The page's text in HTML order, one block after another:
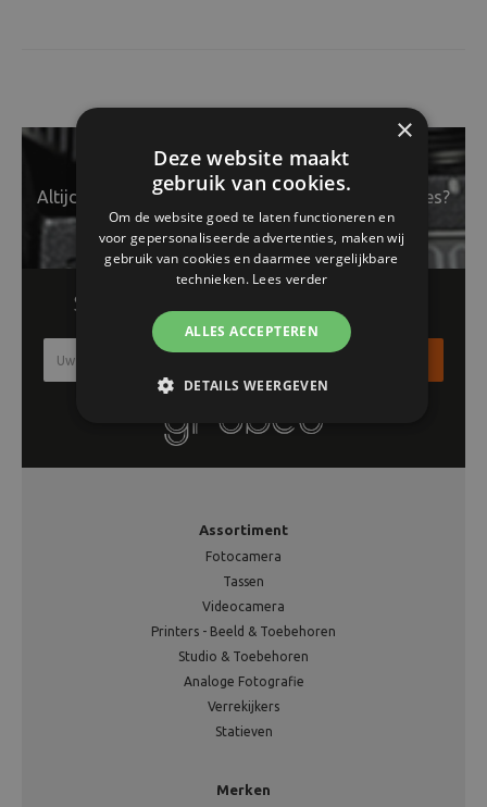
Altijd op de hoogte van het laatste nieuws en acties?
Schrijf je in voor onze nieuwsbrief!!
Assortiment
Fotocamera
Tassen
Videocamera
Printers - Beeld & Toebehoren
Studio & Toebehoren
Analoge Fotografie
Verrekijkers
Statieven
Merken
×
Deze website maakt
gebruik van cookies.
Om de website goed te laten functioneren en
voor gepersonaliseerde advertenties, maken wij
gebruik van cookies en daarmee vergelijkbare
technieken. Lees verder
ALLES ACCEPTEREN
DETAILS WEERGEVEN